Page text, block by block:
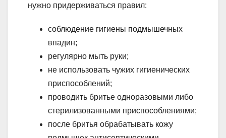
нужно придерживаться правил:
соблюдение гигиены подмышечных
впадин;
регулярно мыть руки;
не использовать чужих гигиенических
приспособлений;
проводить бритье одноразовыми либо
стерилизованными приспособлениями;
после бритья обрабатывать кожу